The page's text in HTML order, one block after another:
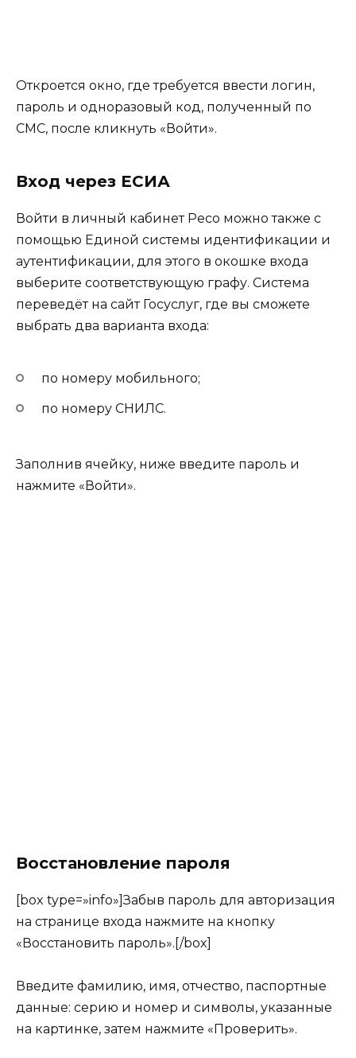
Откроется окно, где требуется ввести логин,
пароль и одноразовый код, полученный по
СМС, после кликнуть «Войти».
Вход через ЕСИА
Войти в личный кабинет Ресо можно также с
помощью Единой системы идентификации и
аутентификации, для этого в окошке входа
выберите соответствующую графу. Система
переведёт на сайт Госуслуг, где вы сможете
выбрать два варианта входа:
по номеру мобильного;
по номеру СНИЛС.
Заполнив ячейку, ниже введите пароль и
нажмите «Войти».
Восстановление пароля
[box type=»info»]Забыв пароль для авторизация
на странице входа нажмите на кнопку
«Восстановить пароль».[/box]
Введите фамилию, имя, отчество, паспортные
данные: серию и номер и символы, указанные
на картинке, затем нажмите «Проверить».